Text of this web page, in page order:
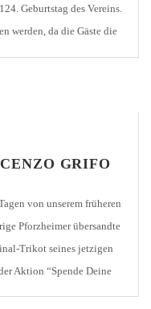
Geburtstag des Vereins.
werden, da die Gäste die
GRIFO
von unserem früheren
Pforzheimer übersandte
Trikot seines jetzigen
Aktion “Spende Deine